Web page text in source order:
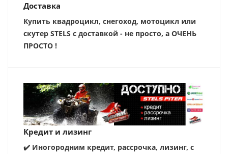
Доставка
Купить квадроцикл, снегоход, мотоцикл или
скутер STELS с доставкой - не просто, а ОЧЕНЬ
ПРОСТО !
Кредит и лизинг
✔️ Иногородним кредит, рассрочка, лизинг, с